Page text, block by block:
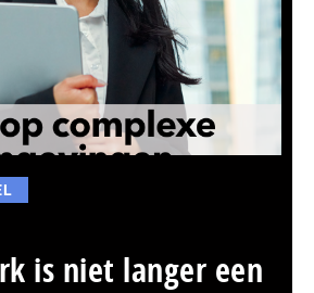
is niet langer een